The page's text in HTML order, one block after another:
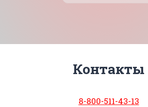
Контакты
8-800-511-43-13